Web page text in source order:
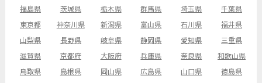
福島県
茨城県 栃木県 群馬県 埼玉県
千葉県
東京都
神奈川県 新潟県 富山県 石川県
福井県
山梨県
長野県 岐阜県 静岡県 愛知県
三重県
滋賀県
京都府 大阪府 兵庫県 奈良県
和歌山県
鳥取県
島根県 岡山県 広島県 山口県
徳島県